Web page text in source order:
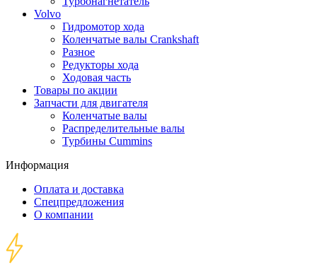
Volvo
Гидромотор хода
Коленчатые валы Crankshaft
Разное
Редукторы хода
Ходовая часть
Товары по акции
Запчасти для двигателя
Коленчатые валы
Распределительные валы
Турбины Cummins
Информация
Оплата и доставка
Спецпредложения
О компании